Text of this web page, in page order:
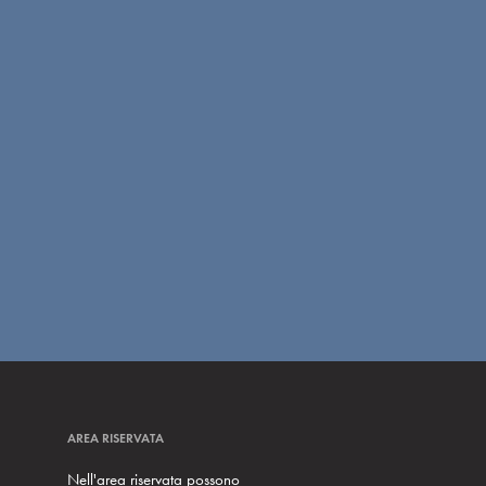
AREA RISERVATA
Nell'area riservata possono